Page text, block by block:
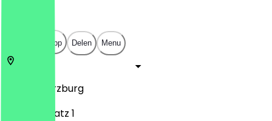
Open in app Delen Menu
Würzburg
Bahnhofplatz 1